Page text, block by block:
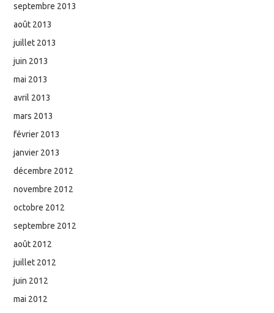
septembre 2013
août 2013
juillet 2013
juin 2013
mai 2013
avril 2013
mars 2013
février 2013
janvier 2013
décembre 2012
novembre 2012
octobre 2012
septembre 2012
août 2012
juillet 2012
juin 2012
mai 2012